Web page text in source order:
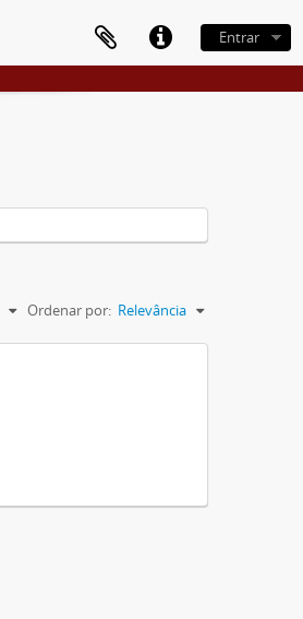
Entrar
Ordenar por: Relevância